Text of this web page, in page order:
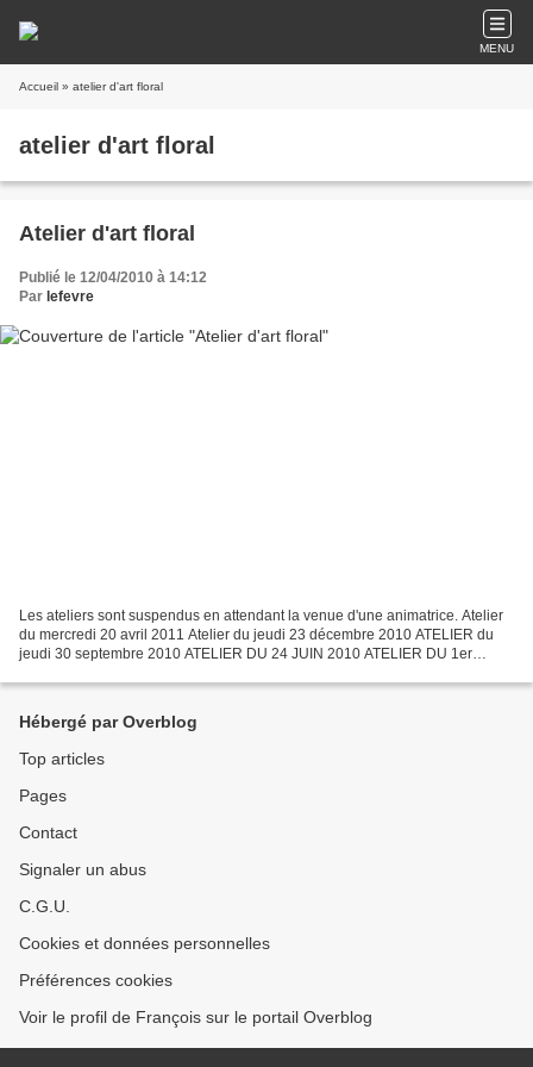
MENU
Accueil » atelier d'art floral
atelier d'art floral
Atelier d'art floral
Publié le 12/04/2010 à 14:12
Par lefevre
Les ateliers sont suspendus en attendant la venue d'une animatrice. Atelier
du mercredi 20 avril 2011 Atelier du jeudi 23 décembre 2010 ATELIER du
jeudi 30 septembre 2010 ATELIER DU 24 JUIN 2010 ATELIER DU 1er
Hébergé par Overblog
Top articles
Pages
Contact
Signaler un abus
C.G.U.
Cookies et données personnelles
Préférences cookies
Voir le profil de François sur le portail Overblog